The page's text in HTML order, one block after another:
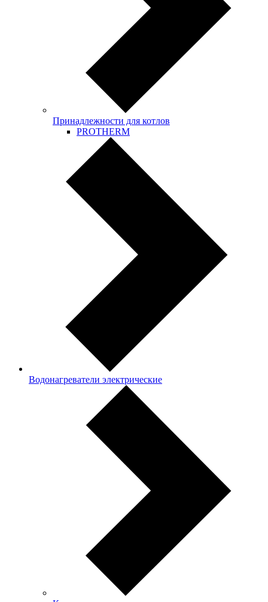
Принадлежности для котлов
PROTHERM
Водонагреватели электрические